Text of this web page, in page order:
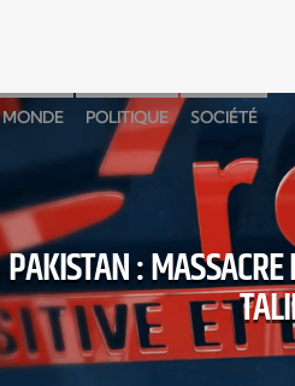
MONDE POLITIQUE SOCIÉTÉ
PAKISTAN : MASSACRE